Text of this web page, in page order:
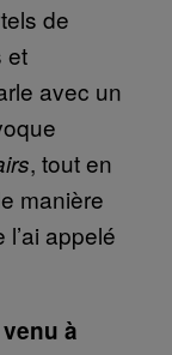
de
et
avec un
, tout en
manière
appelé
à